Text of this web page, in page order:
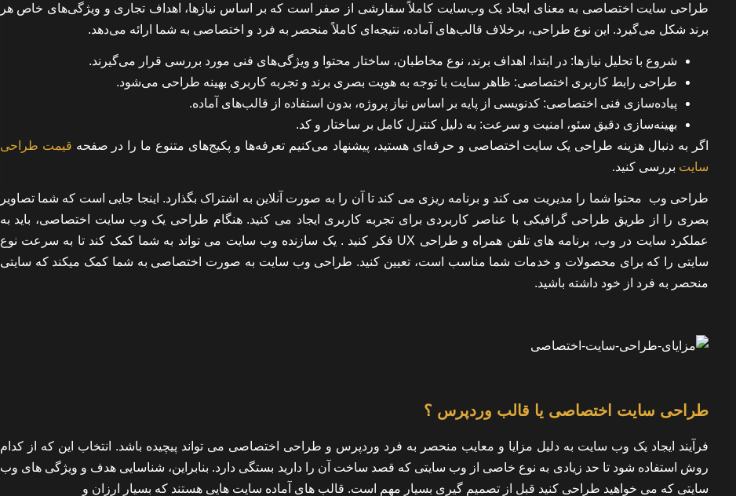
طراحی سایت اختصاصی به معنای ایجاد یک وب‌سایت کاملاً سفارشی از صفر است که بر اساس نیازها، اهداف تجاری و ویژگی‌های خاص هر
برند شکل می‌گیرد. این نوع طراحی، برخلاف قالب‌های آماده، نتیجه‌ای کاملاً منحصر به فرد و اختصاصی به شما ارائه می‌دهد.
شروع با تحلیل نیازها: در ابتدا، اهداف برند، نوع مخاطبان، ساختار محتوا و ویژگی‌های فنی مورد بررسی قرار می‌گیرند.
طراحی رابط کاربری اختصاصی: ظاهر سایت با توجه به هویت بصری برند و تجربه کاربری بهینه طراحی می‌شود.
پیاده‌سازی فنی اختصاصی: کدنویسی از پایه بر اساس نیاز پروژه، بدون استفاده از قالب‌های آماده.
بهینه‌سازی دقیق سئو، امنیت و سرعت: به دلیل کنترل کامل بر ساختار و کد.
اگر به دنبال هزینه طراحی یک سایت اختصاصی و حرفه‌ای هستید، پیشنهاد می‌کنیم تعرفه‌ها و پکیج‌های متنوع ما را در صفحه قیمت طراحی
سایت بررسی کنید.
طراحی وب محتوا شما را مدیریت می کند و برنامه ریزی می کند تا آن را به صورت آنلاین به اشتراک بگذارد. اینجا جایی است که شما تصاویر
بصری را از طریق طراحی گرافیکی با عناصر کاربردی برای تجربه کاربری ایجاد می کنید. هنگام طراحی یک وب سایت اختصاصی، باید به
عملکرد سایت در وب، برنامه های تلفن همراه و طراحی UX فکر کنید . یک سازنده وب سایت می تواند به شما کمک کند تا به سرعت نوع
سایتی را که برای محصولات و خدمات شما مناسب است، تعیین کنید. طراحی وب سایت به صورت اختصاصی به شما کمک میکند که سایتی
منحصر به فرد از خود داشته باشید.
طراحی سایت اختصاصی یا قالب وردپرس ؟
فرآیند ایجاد یک وب سایت به دلیل مزایا و معایب منحصر به فرد وردپرس و طراحی اختصاصی می تواند پیچیده باشد. انتخاب این که از کدام
روش استفاده شود تا حد زیادی به نوع خاصی از وب سایتی که قصد ساخت آن را دارید بستگی دارد. بنابراین، شناسایی هدف و ویژگی های وب
سایتی که می خواهید طراحی کنید قبل از تصمیم گیری بسیار مهم است. قالب های آماده سایت هایی هستند که بسیار ارزان و